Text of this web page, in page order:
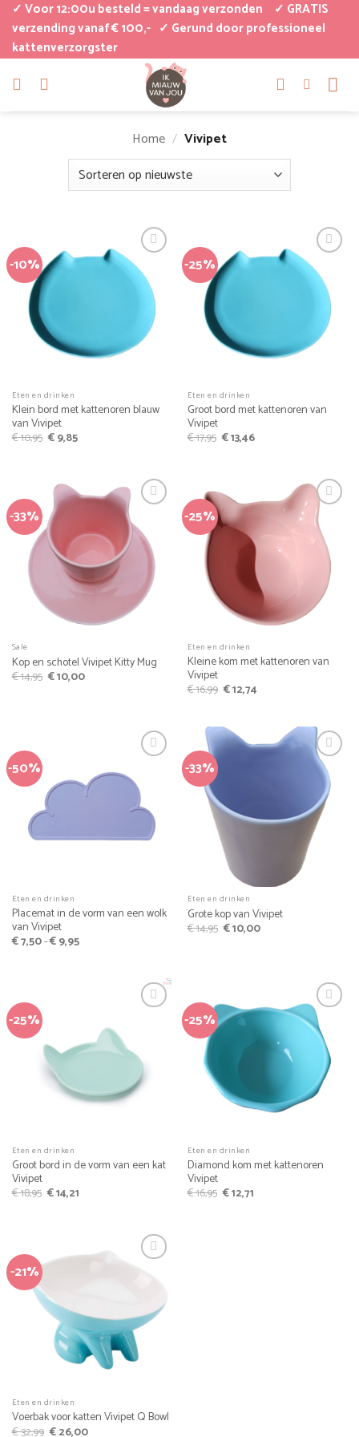
naar
inhoud
✓ Voor 12:00u besteld = vandaag verzonden
✓ GRATIS
verzending vanaf € 100,- ✓ Gerund door professioneel
kattenverzorgster
Home / Vivipet
-10%
Eten en drinken
Klein bord met kattenoren blauw
van Vivipet
€10,95 Oorspronkelijke
prijs
€9,85Huidige
prijs
-25%
Eten en drinken
Groot bord met kattenoren van
Vivipet
€17,95 Oorspronkelijke
prijs
€13,46Huidige
-33%
Sale
Kop en schotel Vivipet Kitty Mug
€14,95 Oorspronkelijke
€10,00Huidige
-25%
Eten en drinken
Kleine kom met kattenoren van
Vivipet
€16,99 Oorspronkelijke
€12,74Huidige
-50%
Eten en drinken
Placemat in de vorm van een wolk
van Vivipet
€7,50-€9,95Prijsklasse:
€ 7,50
-33%
Eten en drinken
Grote kop van Vivipet
€14,95 Oorspronkelijke
€10,00Huidige
-25%
Eten en drinken
Groot bord in de vorm van een kat
Vivipet
€18,95 Oorspronkelijke
prijs
€14,21Huidige
-25%
Eten en drinken
Diamond kom met kattenoren
Vivipet
€16,95 Oorspronkelijke
€12,71Huidige
-21%
Eten en drinken
Voerbak voor katten Vivipet Q Bowl
€32,99 Oorspronkelijke
€26,00Huidige